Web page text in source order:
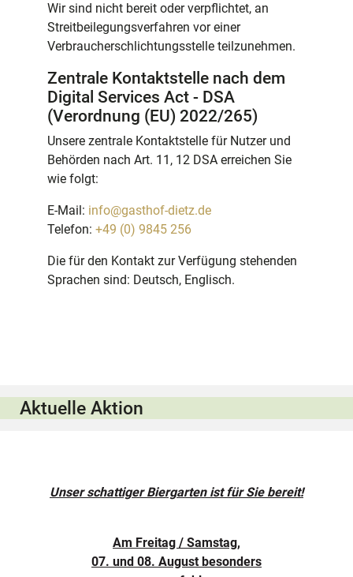
Wir sind nicht bereit oder verpflichtet, an
Streitbeilegungsverfahren vor einer
Verbraucherschlichtungsstelle teilzunehmen.
Zentrale Kontaktstelle nach dem
Digital Services Act - DSA
(Verordnung (EU) 2022/265)
Unsere zentrale Kontaktstelle für Nutzer und
Behörden nach Art. 11, 12 DSA erreichen Sie
wie folgt:
E-Mail: info@gasthof-dietz.de
Telefon: +49 (0) 9845 256
Die für den Kontakt zur Verfügung stehenden
Sprachen sind: Deutsch, Englisch.
Aktuelle Aktion
Unser schattiger Biergarten ist für Sie bereit!
Am Freitag / Samstag,
07. und 08. August besonders